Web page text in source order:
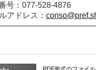
号：077-528-4876
アドレス：